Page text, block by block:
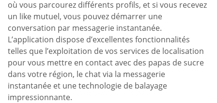
où vous parcourez différents profils, et si vous recevez
un like mutuel, vous pouvez démarrer une
conversation par messagerie instantanée.
L’application dispose d’excellentes fonctionnalités
telles que l’exploitation de vos services de localisation
pour vous mettre en contact avec des papas de sucre
dans votre région, le chat via la messagerie
instantanée et une technologie de balayage
impressionnante.